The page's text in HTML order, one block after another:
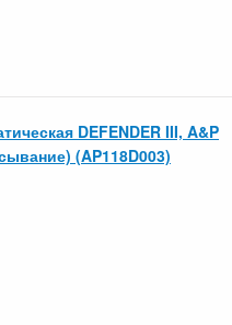
DEFENDER III, A&P
(AP118D003)